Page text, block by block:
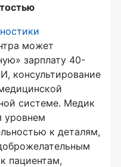
может
зарплату 40-
консультирование
системе. Медик
уровнем
к деталям,
пациентам,